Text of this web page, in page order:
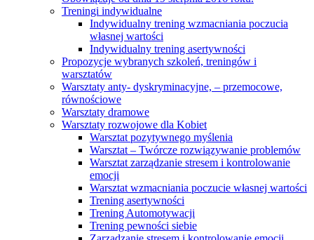
Treningi indywidualne
Indywidualny trening wzmacniania poczucia
własnej wartości
Indywidualny trening asertywności
Propozycje wybranych szkoleń, treningów i
warsztatów
Warsztaty anty- dyskryminacyjne, – przemocowe,
równościowe
Warsztaty dramowe
Warsztaty rozwojowe dla Kobiet
Warsztat pozytywnego myślenia
Warsztat – Twórcze rozwiązywanie problemów
Warsztat zarządzanie stresem i kontrolowanie
emocji
Warsztat wzmacniania poczucie własnej wartości
Trening asertywności
Trening Automotywacji
Trening pewności siebie